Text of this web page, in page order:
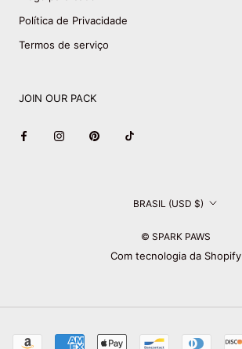
Política de Privacidade
Termos de serviço
JOIN OUR PACK
País/região BRASIL (USD $)
© SPARK PAWS
Com tecnologia da Shopify